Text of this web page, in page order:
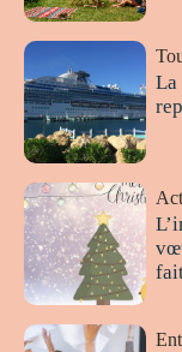
La